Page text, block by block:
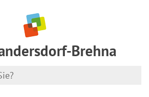
Brehna